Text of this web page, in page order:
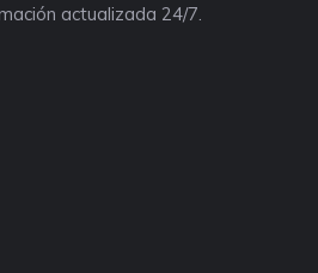
actualizada 24/7.